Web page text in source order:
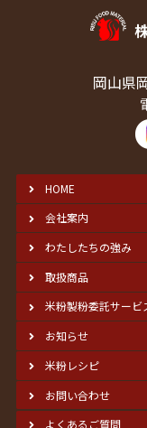
岡山県
HOME
会社案内
わたしたちの強み
取扱商品
米粉製粉委託サービ
お知らせ
米粉レシピ
お問い合わせ
よくあるご質問